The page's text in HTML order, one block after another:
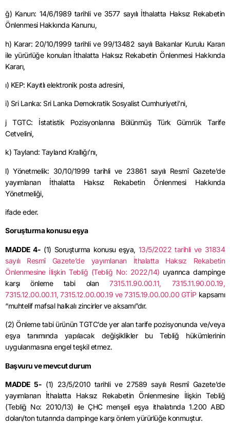
ğ) Kanun: 14/6/1989 tarihli ve 3577 sayılı İthalatta Haksız Rekabetin
Önlenmesi Hakkında Kanunu,
h) Karar: 20/10/1999 tarihli ve 99/13482 sayılı Bakanlar Kurulu Kararı
ile yürürlüğe konulan İthalatta Haksız Rekabetin Önlenmesi Hakkında
Kararı,
ı) KEP: Kayıtlı elektronik posta adresini,
i) Sri Lanka: Sri Lanka Demokratik Sosyalist Cumhuriyeti’ni,
j TGTC: İstatistik Pozisyonlarına Bölünmüş Türk Gümrük Tarife
Cetvelini,
k) Tayland: Tayland Krallığı’nı,
l) Yönetmelik: 30/10/1999 tarihli ve 23861 sayılı Resmî Gazete’de
yayımlanan İthalatta Haksız Rekabetin Önlenmesi Hakkında
Yönetmeliği,
ifade eder.
Soruşturma konusu eşya
MADDE 4- (1) Soruşturma konusu eşya, 13/5/2022 tarihli ve 31834
sayılı Resmî Gazete’de yayımlanan İthalatta Haksız Rekabetin
Önlenmesine İlişkin Tebliğ (Tebliğ No: 2022/14) uyarınca dampinge
karşı önleme tabi olan7315.11.90.00.11, 7315.11.90.00.19,
7315.12.00.00.11, 7315.12.00.00.19 ve 7315.19.00.00.00 GTİPkapsamı
“muhtelif mafsal halkalı zincirler ve aksamı”dır.
(2) Önleme tabi ürünün TGTC’de yer alan tarife pozisyonunda ve/veya
eşya tanımında yapılacak değişiklikler bu Tebliğ hükümlerinin
uygulanmasına engel teşkil etmez.
Başvuru ve mevcut durum
MADDE 5- (1) 23/5/2010 tarihli ve 27589 sayılı Resmî Gazete’de
yayımlanan İthalatta Haksız Rekabetin Önlenmesine İlişkin Tebliğ
(Tebliğ No: 2010/13) ile ÇHC menşeli eşya ithalatında 1.200 ABD
doları/ton tutarında dampinge karşı önlem yürürlüğe konmuştur.